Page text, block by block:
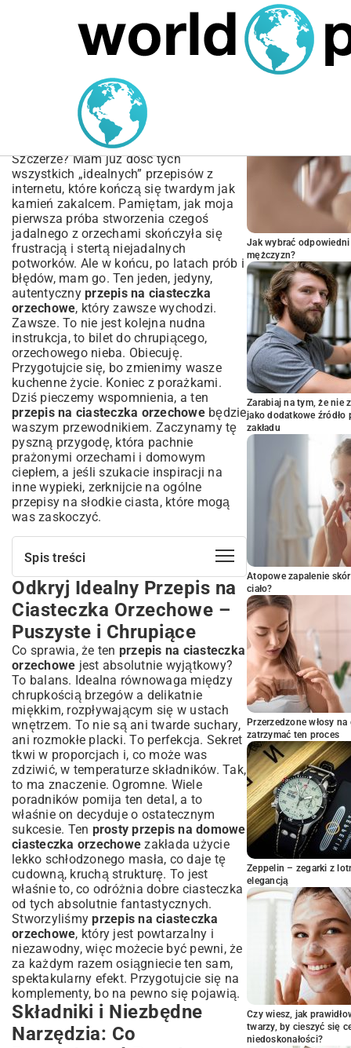
MARIUSZ ŁAMAGA 05.10.2025
Przepis na Ciasteczka
Orzechowe – Idealnie
Kruche i Pyszne
Szczerze? Mam już dość tych
wszystkich „idealnych” przepisów z
internetu, które kończą się twardym jak
kamień zakalcem. Pamiętam, jak moja
pierwsza próba stworzenia czegoś
jadalnego z orzechami skończyła się
frustracją i stertą niejadalnych
potworków. Ale w końcu, po latach prób i
błędów, mam go. Ten jeden, jedyny,
autentyczny przepis na ciasteczka
orzechowe, który zawsze wychodzi.
Zawsze. To nie jest kolejna nudna
instrukcja, to bilet do chrupiącego,
orzechowego nieba. Obiecuję.
Przygotujcie się, bo zmienimy wasze
kuchenne życie. Koniec z porażkami.
Dziś pieczemy wspomnienia, a ten
przepis na ciasteczka orzechowebędzie
waszym przewodnikiem. Zaczynamy tę
pyszną przygodę, która pachnie
prażonymi orzechami i domowym
ciepłem, a jeśli szukacie inspiracji na
inne wypieki, zerknijcie na ogólne
przepisy na słodkie ciasta, które mogą
was zaskoczyć.
Spis treści
Odkryj Idealny Przepis na Ciasteczka
Orzechowe – Puszyste i Chrupiące
Składniki i Niezbędne Narzędzia: Co
Przygotować Przed Pieczeniem?
Lista Składników: Świeżość to Podstawa
Wyjątkowego Smaku
Przybory Kuchenne: Upewnij się, że Masz
Wszystko Pod Ręką
Przepis na Ciasteczka Orzechowe Krok
po Kroku: Perfekcja w Twojej Kuchni
Jak Przygotować Ciasto Idealne? Sekrety
Konsystencji
Formowanie i Pieczenie: Uzyskaj Złocisty
Kolor i Aromat
Wskazówki od Szefa Kuchni: Unikaj
Typowych Błędów
Wariacje Przepisu: Jak Wzbogacić Smak
Ciasteczek Orzechowych?
Dodatki Smakowe: Czekolada, Przyprawy i
Inne Urozmaicenia
Bezglutenowe i Wegańskie Wersje:
Alternatywy dla Każdego
Jak Przechowywać Ciasteczka
Orzechowe, Aby Dłużej Pozostały
Świeże?
Idealne Warunki Przechowywania: Sekrety
Świeżości
Pomysły na Podanie: Ciasteczka na Każdą
Okazję
Odkryj Idealny Przepis na
Ciasteczka Orzechowe –
Puszyste i Chrupiące
Co sprawia, że ten przepis na ciasteczka
orzechowe jest absolutnie wyjątkowy?
To balans. Idealna równowaga między
chrupkością brzegów a delikatnie
miękkim, rozpływającym się w ustach
wnętrzem. To nie są ani twarde suchary,
ani rozmokłe placki. To perfekcja. Sekret
tkwi w proporcjach i, co może was
zdziwić, w temperaturze składników. Tak,
to ma znaczenie. Ogromne. Wiele
poradników pomija ten detal, a to
właśnie on decyduje o ostatecznym
sukcesie. Ten prosty przepis na domowe
ciasteczka orzechowe zakłada użycie
lekko schłodzonego masła, co daje tę
cudowną, kruchą strukturę. To jest
właśnie to, co odróżnia dobre ciasteczka
od tych absolutnie fantastycznych.
Stworzyliśmyprzepis na ciasteczka
orzechowe, który jest powtarzalny i
niezawodny, więc możecie być pewni, że
za każdym razem osiągniecie ten sam,
spektakularny efekt. Przygotujcie się na
komplementy, bo na pewno się pojawią.
Składniki i Niezbędne
Narzędzia: Co
Jak wybrać
mężczyzn?
Zarabiaj na tym, że nie
jako dodatkowe
zakładu
Atopowe zapalenie
ciało?
Przerzedzone włosy
zatrzymać ten proces
Zeppelin – zegarki z
elegancją
Czy wiesz, jak
twarzy, by cieszyć się
niedoskonałości?